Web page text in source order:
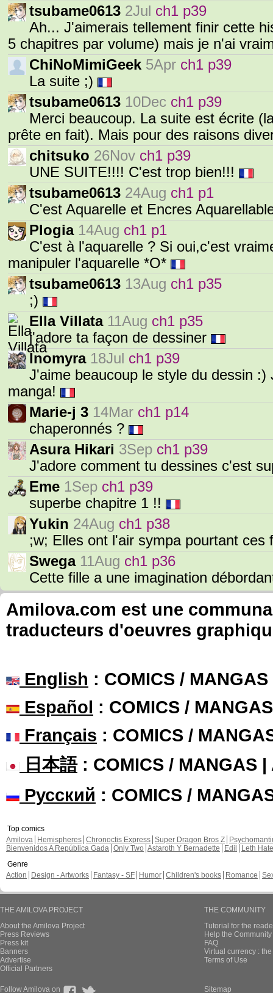
tsubame0613 2Jul ch1 p39
Ah... J'aimerais tellement finir cette
5 chapitres par volume) mais je n'ai
ChiNoMimiGeek 5Apr ch1 p39
La suite ;)
tsubame0613 10Dec ch1 p39
Merci beaucoup. La suite est écrite
prête en fait). Mais pour des raisons
chitsuko 26Nov ch1 p39
UNE SUITE!!!! C'est trop bien!!!
tsubame0613 24Aug ch1 p1
C'est Aquarelle et Encres
Plogia 14Aug ch1 p1
C'est à l'aquarelle ? Si oui,c'est
manipuler l'aquarelle *O*
tsubame0613 13Aug ch1 p35
;)
Ella Villata 11Aug ch1 p35
j'adore ta façon de dessiner
Inomyra 18Jul ch1 p39
J'aime beaucoup le style du dessin
manga!
Marie-j 3 14Mar ch1 p14
chaperonnés ?
Asura Hikari 3Sep ch1 p39
J'adore comment tu dessines c'est
Eme 1Sep ch1 p39
superbe chapitre 1 !!
Yukin 24Aug ch1 p38
;w; Elles ont l'air sympa pourtant ces
Swega 11Aug ch1 p36
Cette fille a une imagination
Amilova.com est une
traducteurs d'oeuvres
English : COMICS /
Español : COMICS /
Français : COMICS /
日本語: COMICS / MANGAS |
Русский : COMICS /
Top comics
Amilova
Hemispheres Chronoctis Express Super Dragon Bros Z
Bienvenidos A República Gada Only Two Astaroth Y Bernadette Edil
Leth Hate
Genre
Action
Design - Artworks Fantasy - SF Humor Children's books Romance
THE AMILOVA PROJECT
About the Amilova Project
Press Reviews
Press kit
Banners
Advertise
Official Partners
THE COMMUNITY
Tutorial for the
Help the
FAQ
Virtual currency :
Terms of Use
Follow Amilova on Sitemap